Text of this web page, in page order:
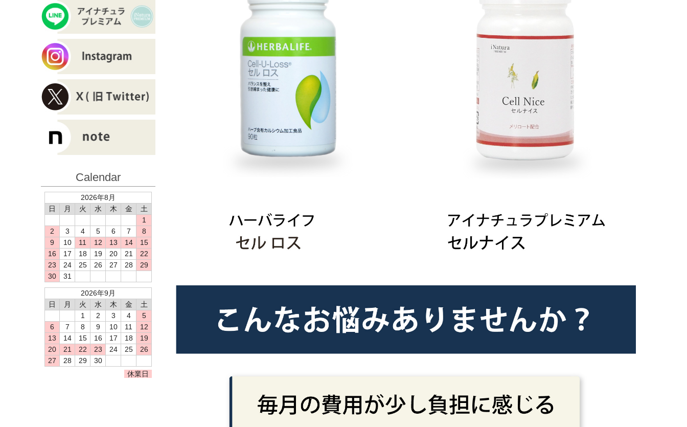
Calendar
2026年8月
日
月 火 水 木 金
土
1
2
3 4 5 6 7
8
9
10 11 12 13 14
15
16
17 18 19 20 21
22
23
24 25 26 27 28
29
30
31
2026年9月
日
月 火 水 木 金
土
1
2 3 4
5
6
7 8 9 10 11
12
13
14 15 16 17 18
19
20
21 22 23 24 25
26
27
28 29
30
休業日